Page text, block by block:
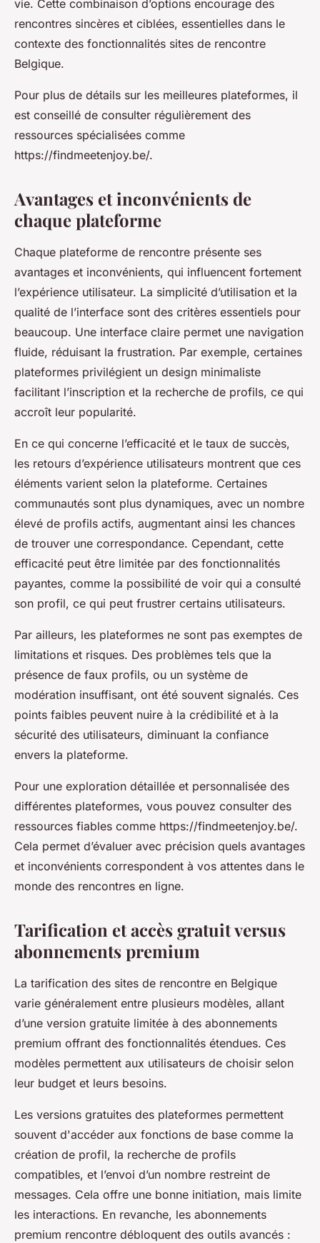
vie. Cette combinaison d’options encourage des
rencontres sincères et ciblées, essentielles dans le
contexte des fonctionnalités sites de rencontre
Belgique.
Pour plus de détails sur les meilleures plateformes, il
est conseillé de consulter régulièrement des
ressources spécialisées comme
https://findmeetenjoy.be/.
Avantages et inconvénients de
chaque plateforme
Chaque plateforme de rencontre présente ses
avantages et inconvénients, qui influencent fortement
l’expérience utilisateur. La simplicité d’utilisation et la
qualité de l’interface sont des critères essentiels pour
beaucoup. Une interface claire permet une navigation
fluide, réduisant la frustration. Par exemple, certaines
plateformes privilégient un design minimaliste
facilitant l’inscription et la recherche de profils, ce qui
accroît leur popularité.
En ce qui concerne l’efficacité et le taux de succès,
les retours d’expérience utilisateurs montrent que ces
éléments varient selon la plateforme. Certaines
communautés sont plus dynamiques, avec un nombre
élevé de profils actifs, augmentant ainsi les chances
de trouver une correspondance. Cependant, cette
efficacité peut être limitée par des fonctionnalités
payantes, comme la possibilité de voir qui a consulté
son profil, ce qui peut frustrer certains utilisateurs.
Par ailleurs, les plateformes ne sont pas exemptes de
limitations et risques. Des problèmes tels que la
présence de faux profils, ou un système de
modération insuffisant, ont été souvent signalés. Ces
points faibles peuvent nuire à la crédibilité et à la
sécurité des utilisateurs, diminuant la confiance
envers la plateforme.
Pour une exploration détaillée et personnalisée des
différentes plateformes, vous pouvez consulter des
ressources fiables comme https://findmeetenjoy.be/.
Cela permet d’évaluer avec précision quels avantages
et inconvénients correspondent à vos attentes dans le
monde des rencontres en ligne.
Tarification et accès gratuit versus
abonnements premium
La tarification des sites de rencontre en Belgique
varie généralement entre plusieurs modèles, allant
d’une version gratuite limitée à des abonnements
premium offrant des fonctionnalités étendues. Ces
modèles permettent aux utilisateurs de choisir selon
leur budget et leurs besoins.
Les versions gratuites des plateformes permettent
souvent d'accéder aux fonctions de base comme la
création de profil, la recherche de profils
compatibles, et l’envoi d’un nombre restreint de
messages. Cela offre une bonne initiation, mais limite
les interactions. En revanche, les abonnements
premium rencontre débloquent des outils avancés :